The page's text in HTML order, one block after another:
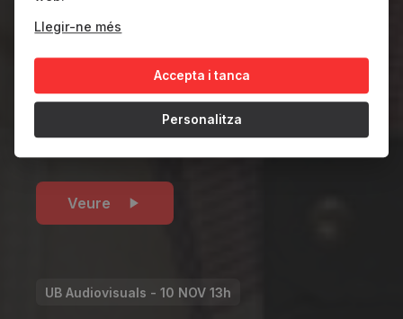
Cinema
SP 2024 25'
Veure
UB Audiovisuals - 10 NOV 13h
Llegir-ne més
Accepta i tanca
Personalitza